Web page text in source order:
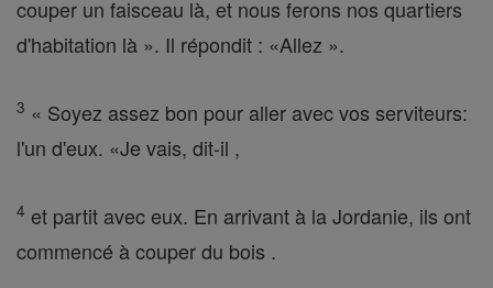
couper un faisceau là, et nous ferons nos quartiers
d'habitation là ». Il répondit : «Allez ».
3 « Soyez assez bon pour aller avec vos serviteurs:
l'un d'eux. «Je vais, dit-il ,
4 et partit avec eux. En arrivant à la Jordanie, ils ont
commencé à couper du bois .